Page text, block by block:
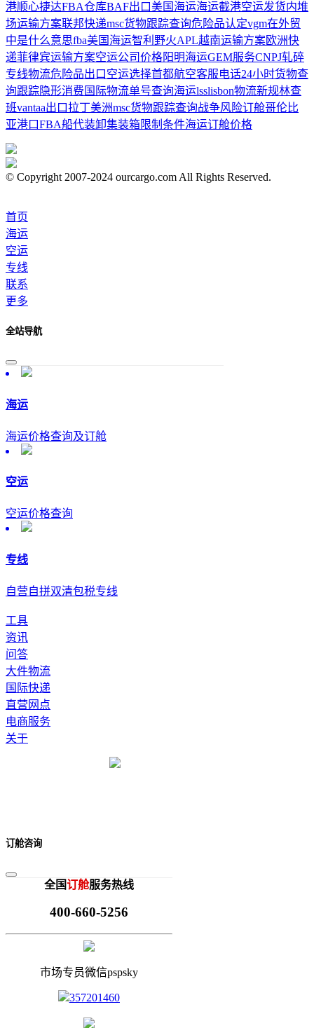
港顺心捷达FBA仓库BAF出口美国海运海运截港空运发货内堆
场运输方案联邦快递msc货物跟踪查询危险品认定vgm在外贸
中是什么意思fba美国海运智利野火APL越南运输方案欧洲快
递菲律宾运输方案空运公司价格阳明海运GEM服务CNPJ轧碎
专线物流危险品出口 空运选择首都航空客服电话24小时货物查
询跟踪隐形消费 国际物流单号查询海运lsslisbon物流新规林查
班vantaa出口拉丁美洲msc货物跟踪查询战争风险订舱哥伦比
亚港口FBA船代装卸集装箱限制条件海运订舱价格
© Copyright 2007-2024 ourcargo.com All Rights Reserved.
首页
海运
空运
专线
联系
更多
全站导航
海运
海运价格查询及订舱
空运
空运价格查询
专线
自营自拼双清包税专线
工具
资讯
问答
大件物流
国际快递
直营网点
电商服务
关于
订舱咨询
全国订舱服务热线
400-660-5256
市场专员微信pspsky
357201460